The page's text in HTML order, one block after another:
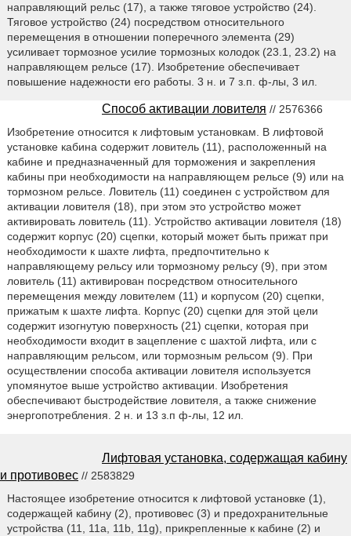
направляющий рельс (17), а также тяговое устройство (24).
Тяговое устройство (24) посредством относительного
перемещения в отношении поперечного элемента (29)
усиливает тормозное усилие тормозных колодок (23.1, 23.2) на
направляющем рельсе (17). Изобретение обеспечивает
повышение надежности его работы. 3 н. и 7 з.п. ф-лы, 3 ил.
Способ активации ловителя // 2576366
Изобретение относится к лифтовым установкам. В лифтовой
установке кабина содержит ловитель (11), расположенный на
кабине и предназначенный для торможения и закрепления
кабины при необходимости на направляющем рельсе (9) или на
тормозном рельсе. Ловитель (11) соединен с устройством для
активации ловителя (18), при этом это устройство может
активировать ловитель (11). Устройство активации ловителя (18)
содержит корпус (20) сцепки, который может быть прижат при
необходимости к шахте лифта, предпочтительно к
направляющему рельсу или тормозному рельсу (9), при этом
ловитель (11) активирован посредством относительного
перемещения между ловителем (11) и корпусом (20) сцепки,
прижатым к шахте лифта. Корпус (20) сцепки для этой цели
содержит изогнутую поверхность (21) сцепки, которая при
необходимости входит в зацепление с шахтой лифта, или с
направляющим рельсом, или тормозным рельсом (9). При
осуществлении способа активации ловителя используется
упомянутое выше устройство активации. Изобретения
обеспечивают быстродействие ловителя, а также снижение
энергопотребления. 2 н. и 13 з.п ф-лы, 12 ил.
Лифтовая установка, содержащая кабину
и противовес // 2583829
Настоящее изобретение относится к лифтовой установке (1),
содержащей кабину (2), противовес (3) и предохранительные
устройства (11, 11a, 11b, 11g), прикрепленные к кабине (2) и